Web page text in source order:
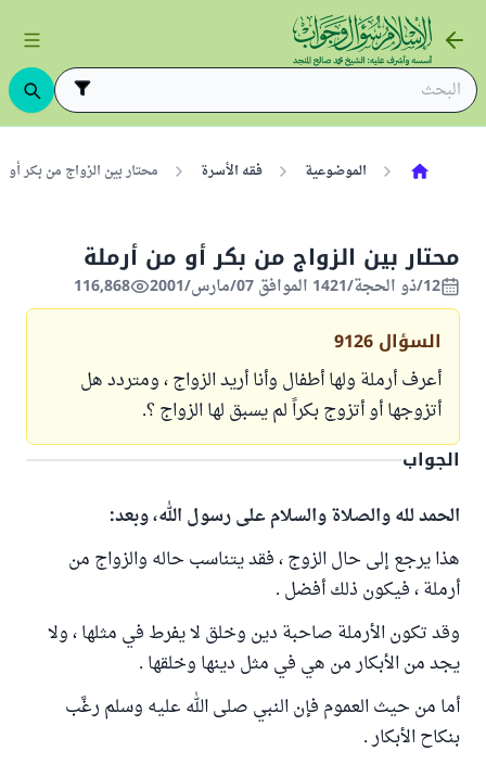
الموضوعية فقه الأسرة محتار بين الزواج من بكر أو
محتار بين الزواج من بكر أو من أرملة
12/ذو الحجة/1421 الموافق 07/مارس/2001 116,868
السؤال 9126
أعرف أرملة ولها أطفال وأنا أريد الزواج ، ومتردد هل
أتزوجها أو أتزوج بكراً لم يسبق لها الزواج ؟.
الجواب
الحمد لله والصلاة والسلام على رسول الله، وبعد:
هذا يرجع إلى حال الزوج ، فقد يتناسب حاله والزواج من
أرملة ، فيكون ذلك أفضل .
وقد تكون الأرملة صاحبة دين وخلق لا يفرط في مثلها ، ولا
يجد من الأبكار من هي في مثل دينها وخلقها .
أما من حيث العموم فإن النبي صلى الله عليه وسلم رغَّب
بنكاح الأبكار .